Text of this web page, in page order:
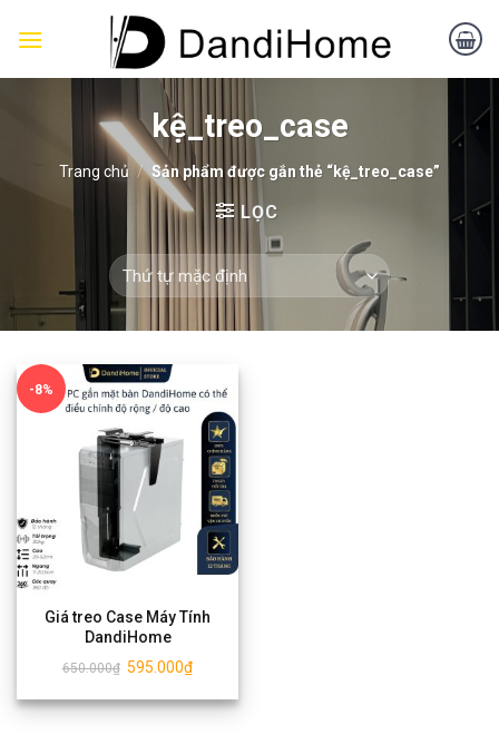
kệ_treo_case
Trang chủ / Sản phẩm được gắn thẻ “kệ_treo_case”
LỌC
-8%
Giá treo Case Máy Tính
DandiHome
650.000₫ 595.000₫